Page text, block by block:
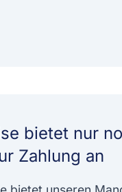
bietet nur
Zahlung an